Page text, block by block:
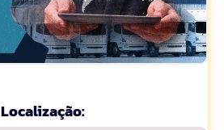
Localização: